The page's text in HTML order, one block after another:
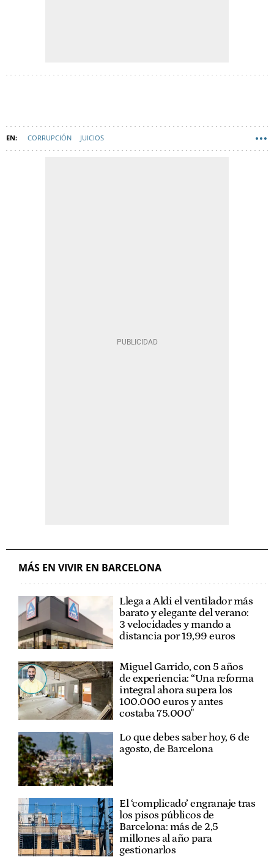
CORRUPCIÓN JUICIOS
MÁS EN VIVIR EN BARCELONA
Llega a Aldi el ventilador más
barato y elegante del verano:
3 velocidades y mando a
distancia por 19,99 euros
Miguel Garrido, con 5 años
de experiencia: “Una reforma
integral ahora supera los
100.000 euros y antes
costaba 75.000"
Lo que debes saber hoy, 6 de
agosto, de Barcelona
El ‘complicado’ engranaje tras
los pisos públicos de
Barcelona: más de 2,5
millones al año para
gestionarlos